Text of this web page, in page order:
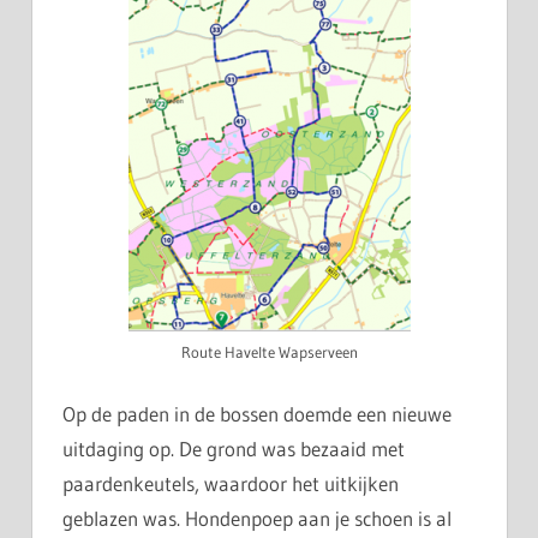
Route Havelte Wapserveen
Op de paden in de bossen doemde een nieuwe
uitdaging op. De grond was bezaaid met
paardenkeutels, waardoor het uitkijken
geblazen was. Hondenpoep aan je schoen is al